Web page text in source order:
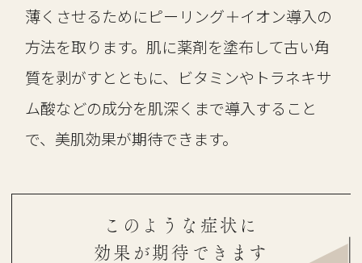
薄くさせるためにピーリング＋イオン導入の
方法を取ります。肌に薬剤を塗布して古い角
質を剥がすとともに、ビタミンやトラネキサ
ム酸などの成分を肌深くまで導入すること
で、美肌効果が期待できます。
このような症状に
効果が期待できます